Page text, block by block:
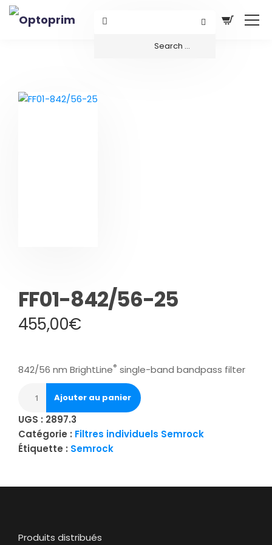
FF01-842/56-25
455,00€
842/56 nm BrightLine® single-band bandpass filter
Ajouter au panier
UGS : 2897.3
Catégorie : Filtres individuels Semrock
Étiquette : Semrock
Produits distribués